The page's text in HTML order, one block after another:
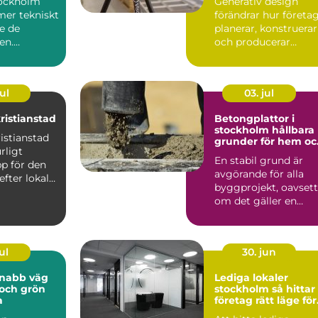
tekniskt
de
förändrar hur
planerar, konstruerar
och producerar
för den
lokalt
03. jul
Betongplattor i
stockholm hållbara
grunder för hem
En stabil grund är
avgörande för alla
byggprojekt, oavsett
om det gäller en
attefall...
grön
30. jun
Lediga lokaler
stockholm så hittar
företag rätt läge för